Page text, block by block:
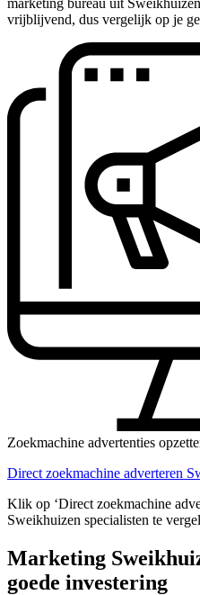
vrijblijvend, dus vergelijk op je
Zoekmachine advertenties
Direct zoekmachine adverteren
Klik op ‘Direct zoekmachine
Sweikhuizen specialisten te
Marketing
goede investering